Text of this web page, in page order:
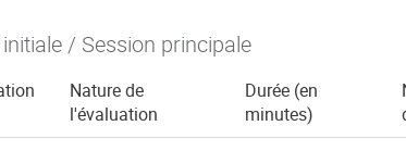
/ Session principale
Nature de
l'évaluation
Durée (en
minutes)